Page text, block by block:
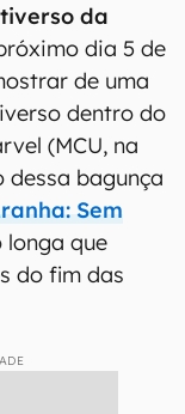
da
dia 5 de
de uma
dentro do
(MCU, na
dessa bagunça
Sem
longa que
do fim das